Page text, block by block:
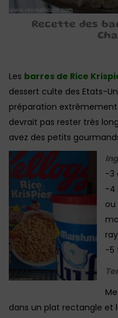
Recette des
Les barres de Rice
dessert culte des Etats-
préparation
devrait pas rester très
avez des petits
-3
-4
-5
dans un plat rectangle et